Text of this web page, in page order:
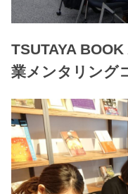
TSUTAYA
業メンタリング